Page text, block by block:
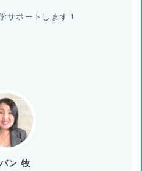
サポートします！
ン 牧